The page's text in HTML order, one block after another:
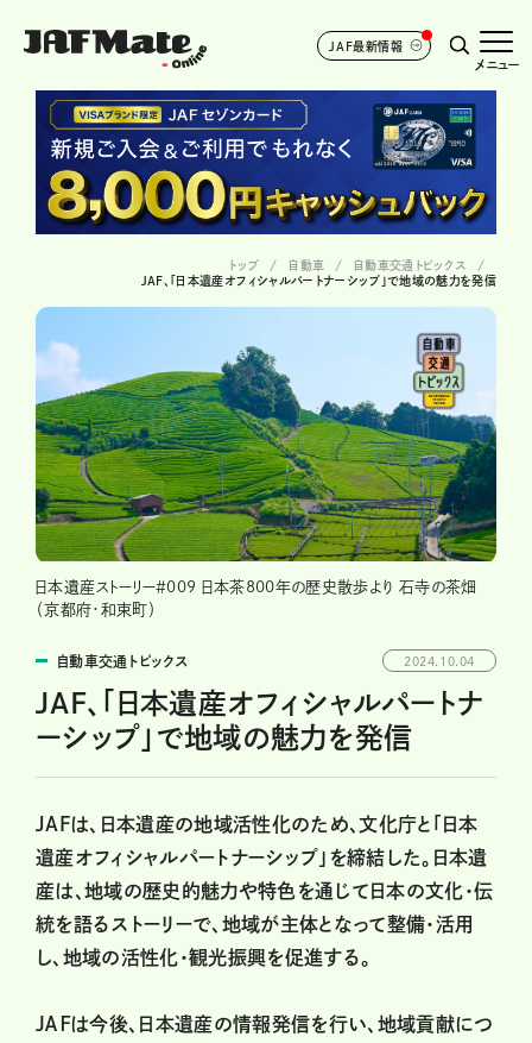
JAF最新情報
メニュー
トップ 自動車
自動車交通トピックス
JAF、「日本遺産オフィシャルパートナーシップ」で地域の魅力を発信
日本遺産ストーリー＃009 日本茶800年の歴史散歩より 石寺の茶畑
（京都府・和束町）
自動車交通トピックス 2024.10.04
JAF、「日本遺産オフィシャルパートナ
ーシップ」で地域の魅力を発信
JAFは、日本遺産の地域活性化のため、文化庁と「日本
遺産オフィシャルパートナーシップ」を締結した。日本遺
産は、地域の歴史的魅力や特色を通じて日本の文化・伝
統を語るストーリーで、地域が主体となって整備・活用
し、地域の活性化・観光振興を促進する。
ＪＡＦは今後、日本遺産の情報発信を行い、地域貢献につ